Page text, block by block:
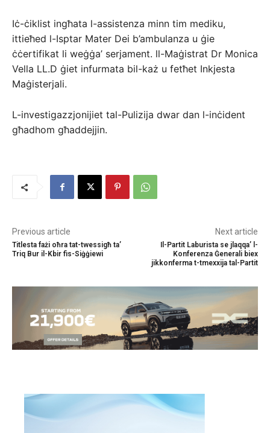
Iċ-ċiklist ingħata l-assistenza minn tim mediku,
ittieħed l-Isptar Mater Dei b’ambulanza u ġie
ċċertifikat li weġġa’ serjament. ll-Maġistrat Dr Monica
Vella LL.D ġiet infurmata bil-każ u fetħet Inkjesta
Maġisterjali.
L-investigazzjonijiet tal-Pulizija dwar dan l-inċident
għadhom għaddejjin.
Previous article
Titlesta fażi oħra tat-twessigħ ta’
Triq Bur il-Kbir fis-Siġġiewi
Next article
Il-Partit Laburista se jlaqqa’ l-
Konferenza Ġenerali biex
jikkonferma t-tmexxija tal-Partit